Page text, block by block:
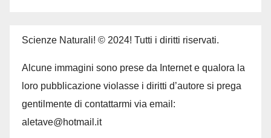
Scienze Naturali! © 2024! Tutti i diritti riservati.
Alcune immagini sono prese da Internet e qualora la
loro pubblicazione violasse i diritti d’autore si prega
gentilmente di contattarmi via email:
aletave@hotmail.it